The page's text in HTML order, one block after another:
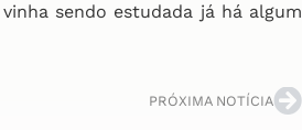
sendo estudada já há algum
PRÓXIMA NOTÍCIA